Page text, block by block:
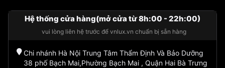
Hệ thống cửa hàng(mở cửa từ 8h:00 - 22h:00)
vui lòng liên hệ trước để vnlux.vn chuẩn bị sẵn hàng
Chi nhánh Hà Nội Trung Tâm Thẩm Định Và Bảo Dưỡng
38 phố Bạch Mai,Phường Bạch Mai , Quận Hai Bà Trưng